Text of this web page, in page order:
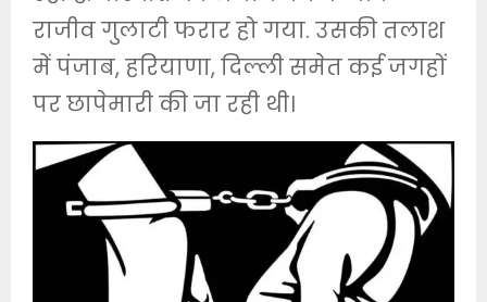
राजीव गुलाटी फरार हो गया. उसकी तलाश
में पंजाब, हरियाणा, दिल्ली समेत कई जगहों
पर छापेमारी की जा रही थी।